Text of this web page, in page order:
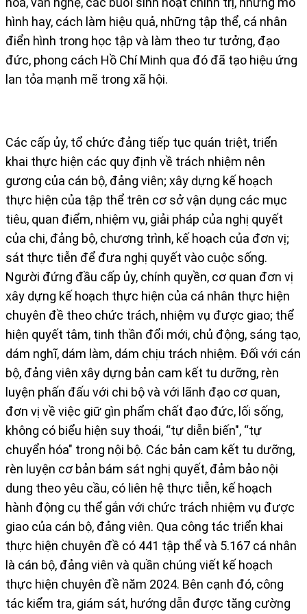
hình hay, cách làm hiệu quả, những tập thể, cá nhân
điển hình trong học tập và làm theo tư tưởng, đạo
đức, phong cách Hồ Chí Minh qua đó đã tạo hiệu ứng
lan tỏa mạnh mẽ trong xã hội.
Các cấp ủy, tổ chức đảng tiếp tục quán triệt, triển
khai thực hiện các quy định về trách nhiệm nên
gương của cán bộ, đảng viên; xây dựng kế hoạch
thực hiện của tập thể trên cơ sở vận dụng các mục
tiêu, quan điểm, nhiệm vụ, giải pháp của nghị quyết
của chi, đảng bộ, chương trình, kế hoạch của đơn vị;
sát thực tiễn để đưa nghị quyết vào cuộc sống.
Người đứng đầu cấp ủy, chính quyền, cơ quan đơn vị
xây dựng kế hoạch thực hiện của cá nhân thực hiện
chuyên đề theo chức trách, nhiệm vụ được giao; thể
hiện quyết tâm, tinh thần đổi mới, chủ động, sáng tạo,
dám nghĩ, dám làm, dám chịu trách nhiệm. Đối với cán
bộ, đảng viên xây dựng bản cam kết tu dưỡng, rèn
luyện phấn đấu với chi bộ và với lãnh đạo cơ quan,
đơn vị về việc giữ gìn phẩm chất đạo đức, lối sống,
không có biểu hiện suy thoái, “tự diễn biến", “tự
chuyển hóa" trong nội bộ. Các bản cam kết tu dưỡng,
rèn luyện cơ bản bám sát nghị quyết, đảm bảo nội
dung theo yêu cầu, có liên hệ thực tiễn, kế hoạch
hành động cụ thể gắn với chức trách nhiệm vụ được
giao của cán bộ, đảng viên. Qua công tác triển khai
thực hiện chuyên đề có 441 tập thể và 5.167 cá nhân
là cán bộ, đảng viên và quần chúng viết kế hoạch
thực hiện chuyên đề năm 2024. Bên cạnh đó, công
tác kiểm tra, giám sát, hướng dẫn được tăng cường